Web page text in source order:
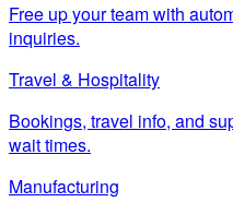
Free up your team with
inquiries.
Travel & Hospitality
Bookings, travel info, and
wait times.
Manufacturing